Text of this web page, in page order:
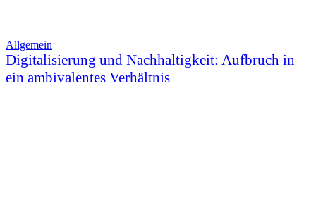
Allgemein
Digitalisierung und Nachhaltigkeit: Aufbruch in
ein ambivalentes Verhältnis